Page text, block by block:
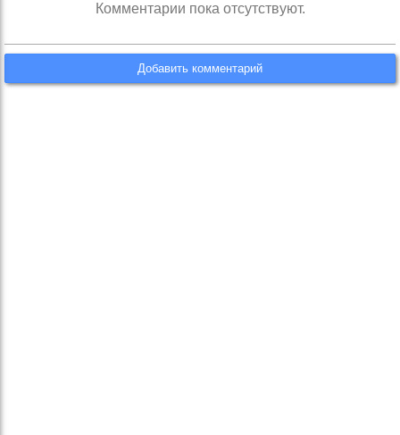
Комментарии пока отсутствуют.
Добавить комментарий